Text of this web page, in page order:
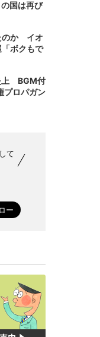
国は再び
のか イオ
ボクもで
上 BGM付
プロパガン
て